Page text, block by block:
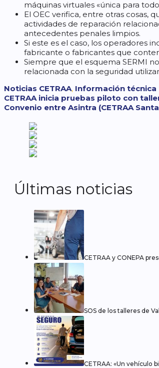
máquinas virtuales «única para
El OEC verifica, entre otras cosas,
actividades de reparación
antecedentes penales limpios.
Si este es el caso, los operadores
fabricante o fabricantes que
Siempre que el esquema SERMI
relacionada con la seguridad
Categorías
Noticias Etiquetas
CETRAA, Información técnica
CETRAA inicia pruebas piloto con
Convenio entre Asintra (CETRAA
Últimas noticias
CETRAA y CONEPA
SOS de los talleres de
CETRAA: «Un vehículo